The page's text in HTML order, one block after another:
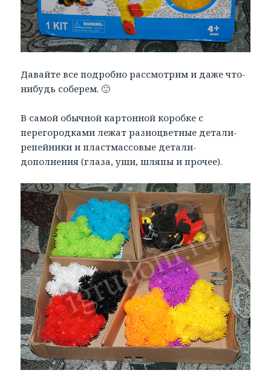
Давайте все подробно рассмотрим и даже что-
нибудь соберем. 🙂
В самой обычной картонной коробке с
перегородками лежат разноцветные детали-
репейники и пластмассовые детали-
дополнения (глаза, уши, шляпы и прочее).